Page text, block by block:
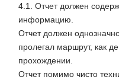
4.1. Отчет должен
информацию.
Отчет должен
пролегал маршрут, как
прохождении.
Отчет помимо чисто